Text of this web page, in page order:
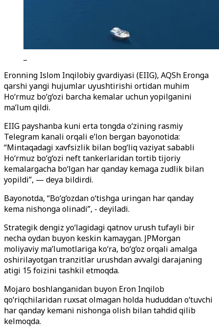
Eronning Islom Inqilobiy gvardiyasi (EIIG), AQSh Eronga
qarshi yangi hujumlar uyushtirishi ortidan muhim
Ho‘rmuz bo‘g‘ozi barcha kemalar uchun yopilganini
ma’lum qildi.
EIIG payshanba kuni erta tongda o‘zining rasmiy
Telegram kanali orqali e’lon bergan bayonotida:
“Mintaqadagi xavfsizlik bilan bog‘liq vaziyat sababli
Ho‘rmuz bo‘g‘ozi neft tankerlaridan tortib tijoriy
kemalargacha bo‘lgan har qanday kemaga zudlik bilan
yopildi”, — deya bildirdi.
Bayonotda, “Bo‘g‘ozdan o‘tishga uringan har qanday
kema nishonga olinadi”, - deyiladi.
Strategik dengiz yo‘lagidagi qatnov urush tufayli bir
necha oydan buyon keskin kamaygan. JPMorgan
moliyaviy ma’lumotlariga ko‘ra, bo‘g‘oz orqali amalga
oshirilayotgan tranzitlar urushdan avvalgi darajaning
atigi 15 foizini tashkil etmoqda.
Mojaro boshlanganidan buyon Eron Inqilob
qo‘riqchilaridan ruxsat olmagan holda hududdan o‘tuvchi
har qanday kemani nishonga olish bilan tahdid qilib
kelmoqda.